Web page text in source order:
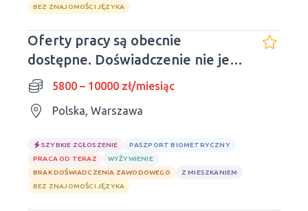
BEZ ZNAJOMOŚCI JĘZYKA
Oferty pracy są obecnie
dostępne. Doświadczenie nie jest
wymagane. Liczba miejsc
ograniczona.
5800 – 10000 zł/miesiąc
Polska, Warszawa
SZYBKIE ZGŁOSZENIE
PASZPORT BIOMETRYCZNY
PRACA OD TERAZ
WYŻYWIENIE
BRAK DOŚWIADCZENIA ZAWODOWEGO
Z MIESZKANIEM
BEZ ZNAJOMOŚCI JĘZYKA